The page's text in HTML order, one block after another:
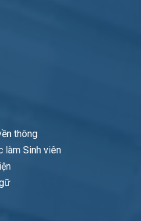
thông
làm Sinh viên